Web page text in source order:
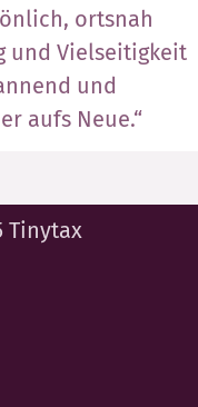
ortsnah
und Vielseitigkeit
und
aufs Neue.“
Tinytax